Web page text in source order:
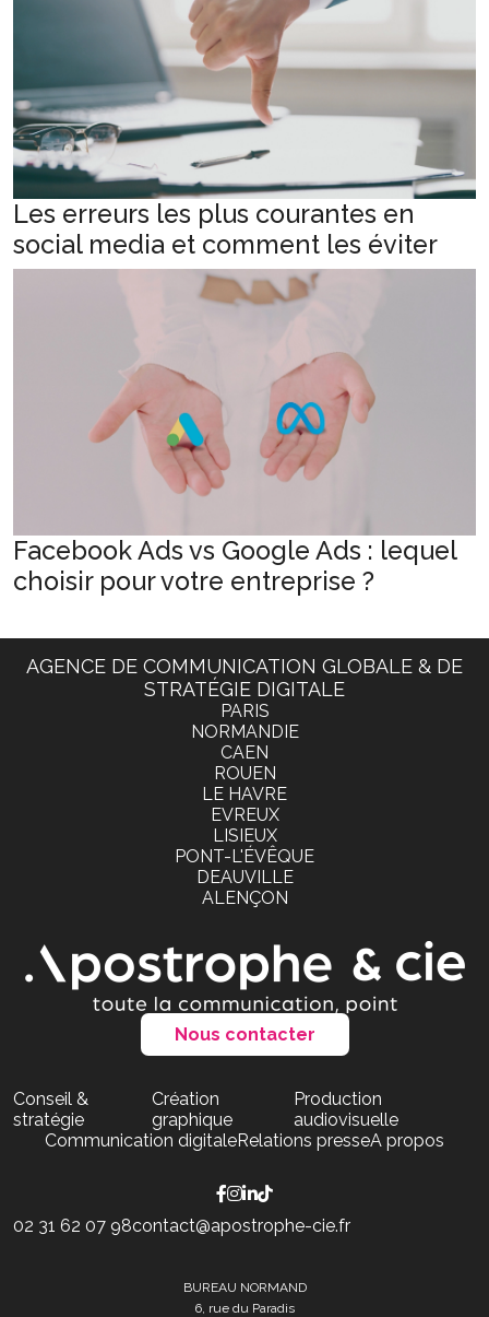
Les erreurs les plus courantes en
social media et comment les éviter
Facebook Ads vs Google Ads : lequel
choisir pour votre entreprise ?
AGENCE DE COMMUNICATION GLOBALE & DE
STRATÉGIE DIGITALE
PARIS
NORMANDIE
CAEN
ROUEN
LE HAVRE
EVREUX
LISIEUX
PONT-L'ÉVÊQUE
DEAUVILLE
ALENÇON
Nous contacter
Conseil &
stratégie
Création
graphique
Production
audiovisuelle
Communication digitaleRelations presseA propos
02 31 62 07 98contact@apostrophe-cie.fr
BUREAU NORMAND
6, rue du Paradis